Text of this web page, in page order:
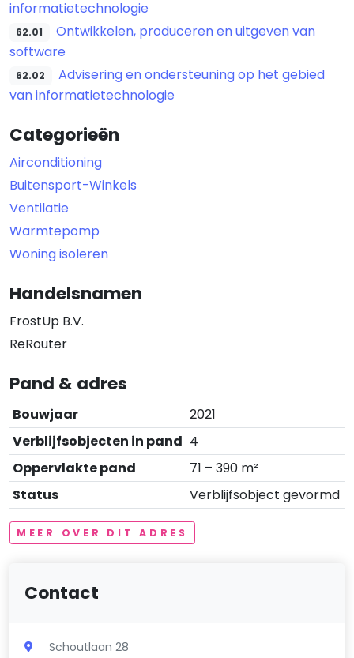
informatietechnologie
62.01
Ontwikkelen, produceren en uitgeven van
software
62.02
Advisering en ondersteuning op het gebied
van informatietechnologie
Categorieën
Airconditioning
Buitensport-Winkels
Ventilatie
Warmtepomp
Woning isoleren
Handelsnamen
FrostUp B.V.
ReRouter
Pand & adres
Bouwjaar
2021
Verblijfsobjecten in pand 4
Oppervlakte pand
71 – 390 m²
Status
Verblijfsobject gevormd
MEER OVER DIT ADRES
Contact
Schoutlaan 28